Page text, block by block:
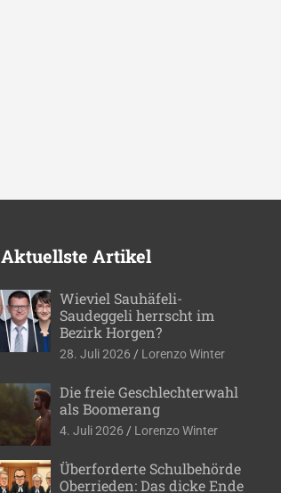
Aktuellste Artikel
Wieviel Sauhäfeli-
Saudeggeli herrscht im
Bezirk Horgen?
28. Juli 2026 Lorenzo Winter
Die freie Geschlechterwahl
als Boomerang
4. Juli 2026 Lorenzo Winter
Überforderte Schulbehörde
Oberrieden: Das dicke Ende